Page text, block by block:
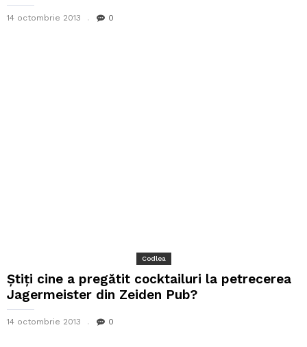
14 octombrie 2013 0
Codlea
Știți cine a pregătit cocktailuri la petrecerea
Jagermeister din Zeiden Pub?
14 octombrie 2013 0